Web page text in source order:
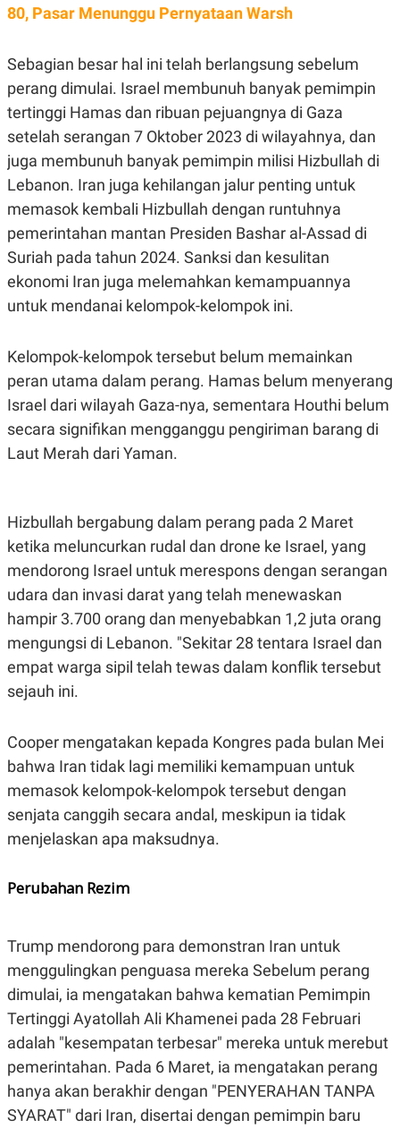
80, Pasar Menunggu Pernyataan Warsh
Sebagian besar hal ini telah berlangsung sebelum
perang dimulai. Israel membunuh banyak pemimpin
tertinggi Hamas dan ribuan pejuangnya di Gaza
setelah serangan 7 Oktober 2023 di wilayahnya, dan
juga membunuh banyak pemimpin milisi Hizbullah di
Lebanon. Iran juga kehilangan jalur penting untuk
memasok kembali Hizbullah dengan runtuhnya
pemerintahan mantan Presiden Bashar al-Assad di
Suriah pada tahun 2024. Sanksi dan kesulitan
ekonomi Iran juga melemahkan kemampuannya
untuk mendanai kelompok-kelompok ini.
Kelompok-kelompok tersebut belum memainkan
peran utama dalam perang. Hamas belum menyerang
Israel dari wilayah Gaza-nya, sementara Houthi belum
secara signifikan mengganggu pengiriman barang di
Laut Merah dari Yaman.
Hizbullah bergabung dalam perang pada 2 Maret
ketika meluncurkan rudal dan drone ke Israel, yang
mendorong Israel untuk merespons dengan serangan
udara dan invasi darat yang telah menewaskan
hampir 3.700 orang dan menyebabkan 1,2 juta orang
mengungsi di Lebanon. "Sekitar 28 tentara Israel dan
empat warga sipil telah tewas dalam konflik tersebut
sejauh ini.
Cooper mengatakan kepada Kongres pada bulan Mei
bahwa Iran tidak lagi memiliki kemampuan untuk
memasok kelompok-kelompok tersebut dengan
senjata canggih secara andal, meskipun ia tidak
menjelaskan apa maksudnya.
Perubahan Rezim
Trump mendorong para demonstran Iran untuk
menggulingkan penguasa mereka Sebelum perang
dimulai, ia mengatakan bahwa kematian Pemimpin
Tertinggi Ayatollah Ali Khamenei pada 28 Februari
adalah "kesempatan terbesar" mereka untuk merebut
pemerintahan. Pada 6 Maret, ia mengatakan perang
hanya akan berakhir dengan "PENYERAHAN TANPA
SYARAT" dari Iran, disertai dengan pemimpin baru